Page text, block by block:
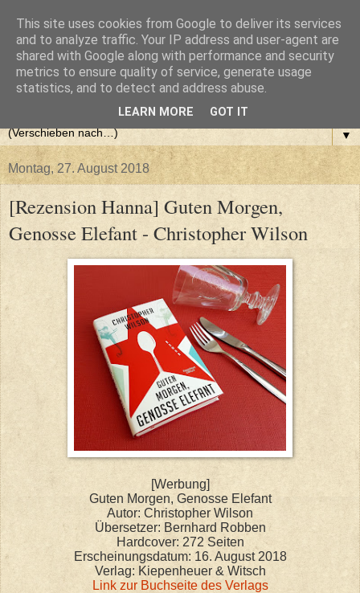
▼
Montag, 27. August 2018
[Rezension Hanna] Guten Morgen,
Genosse Elefant - Christopher Wilson
[Werbung]
Guten Morgen, Genosse Elefant
Autor: Christopher Wilson
Übersetzer: Bernhard Robben
Hardcover: 272 Seiten
Erscheinungsdatum: 16. August 2018
Verlag: Kiepenheuer & Witsch
Link zur Buchseite des Verlags
This site uses cookies from Google to deliver its services
and to analyze traffic. Your IP address and user-agent are
shared with Google along with performance and security
metrics to ensure quality of service, generate usage
statistics, and to detect and address abuse.
LEARN MORE GOT IT